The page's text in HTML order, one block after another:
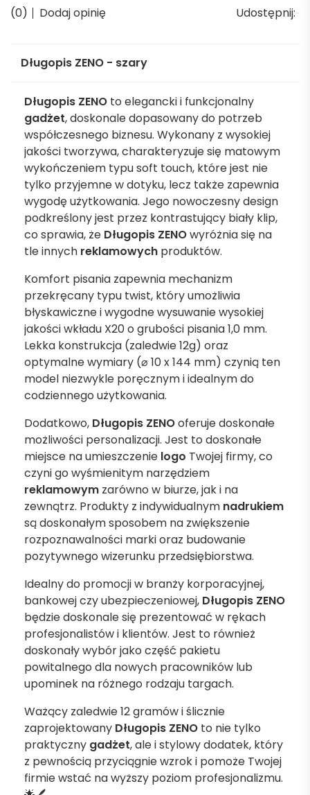
(0) Dodaj opinię Udostępnij:
Długopis ZENO - szary
Długopis ZENO to elegancki i funkcjonalny
gadżet, doskonale dopasowany do potrzeb
współczesnego biznesu. Wykonany z wysokiej
jakości tworzywa, charakteryzuje się matowym
wykończeniem typu soft touch, które jest nie
tylko przyjemne w dotyku, lecz także zapewnia
wygodę użytkowania. Jego nowoczesny design
podkreślony jest przez kontrastujący biały klip,
co sprawia, że Długopis ZENOwyróżnia się na
tle innych reklamowych produktów.
Komfort pisania zapewnia mechanizm
przekręcany typu twist, który umożliwia
błyskawiczne i wygodne wysuwanie wysokiej
jakości wkładu X20 o grubości pisania 1,0 mm.
Lekka konstrukcja (zaledwie 12g) oraz
optymalne wymiary (⌀ 10 x 144 mm) czynią ten
model niezwykle poręcznym i idealnym do
codziennego użytkowania.
Dodatkowo, Długopis ZENOoferuje doskonałe
możliwości personalizacji. Jest to doskonałe
miejsce na umieszczenie logo Twojej firmy, co
czyni go wyśmienitym narzędziem
reklamowym zarówno w biurze, jak i na
zewnątrz. Produkty z indywidualnym nadrukiem
są doskonałym sposobem na zwiększenie
rozpoznawalności marki oraz budowanie
pozytywnego wizerunku przedsiębiorstwa.
Idealny do promocji w branży korporacyjnej,
bankowej czy ubezpieczeniowej, Długopis ZENO
będzie doskonale się prezentować w rękach
profesjonalistów i klientów. Jest to również
doskonały wybór jako część pakietu
powitalnego dla nowych pracowników lub
upominek na różnego rodzaju targach.
Ważący zaledwie 12 gramów i ślicznie
zaprojektowany Długopis ZENO to nie tylko
praktyczny gadżet, ale i stylowy dodatek, który
z pewnością przyciągnie wzrok i pomoże Twojej
firmie wstać na wyższy poziom profesjonalizmu.